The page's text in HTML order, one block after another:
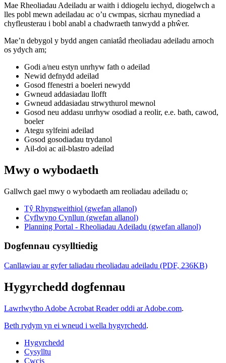
Mae Rheoliadau Adeiladu ar waith i ddiogelu iechyd, diogelwch a
lles pobl mewn adeiladau ac o’u cwmpas, sicrhau mynediad a
chyfleusterau i bobl anabl a chadwraeth tanwydd a phŵer.
Mae’n debygol y bydd angen caniatâd rheoliadau adeiladu arnoch
os ydych am;
Godi a/neu estyn unrhyw fath o adeilad
Newid defnydd adeilad
Gosod ffenestri a boeleri newydd
Gwneud addasiadau llofft
Gwneud addasiadau strwythurol mewnol
Gosod neu addasu unrhyw osodiad a reolir, e.e. bath, cawod,
boeler
Ategu sylfeini adeilad
Gosod gosodiadau trydanol
Ail-doi ac ail-blastro adeilad
Mwy o wybodaeth
Gallwch gael mwy o wybodaeth am reoliadau adeiladu o;
Tŷ Rhyngweithiol (gwefan allanol)
Cyflwyno Cynllun (gwefan allanol)
Planning Portal - Rheoliadau Adeiladu (gwefan allanol)
Dogfennau cysylltiedig
Canllawiau ar gyfer taliadau rheoliadau adeiladu (PDF, 236KB)
Hygyrchedd dogfennau
Lawrlwytho Adobe Acrobat Reader oddi ar Adobe.com.
Beth rydym yn ei wneud i wella hygyrchedd.
Hygyrchedd
Cysylltu
Cwcis